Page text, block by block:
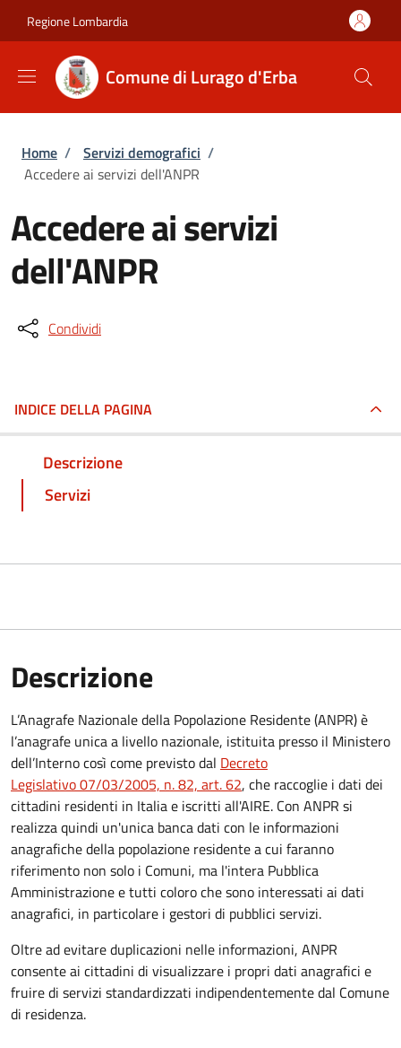
Regione Lombardia
Comune di Lurago d'Erba
Briciole di pane
Home / Servizi demografici /
Accedere ai servizi dell'ANPR
Accedere ai servizi
dell'ANPR
Condividi
INDICE DELLA PAGINA
Descrizione
Servizi
Descrizione
L’Anagrafe Nazionale della Popolazione Residente (ANPR) è
l’anagrafe unica a livello nazionale, istituita presso il Ministero
dell’Interno così come previsto dal Decreto
Legislativo 07/03/2005, n. 82, art. 62, che raccoglie i dati dei
cittadini residenti in Italia e iscritti all'AIRE. Con ANPR si
realizza quindi un'unica banca dati con le informazioni
anagrafiche della popolazione residente a cui faranno
riferimento non solo i Comuni, ma l'intera Pubblica
Amministrazione e tutti coloro che sono interessati ai dati
anagrafici, in particolare i gestori di pubblici servizi.
Oltre ad evitare duplicazioni nelle informazioni, ANPR
consente ai cittadini di visualizzare i propri dati anagrafici e
fruire di servizi standardizzati indipendentemente dal Comune
di residenza.